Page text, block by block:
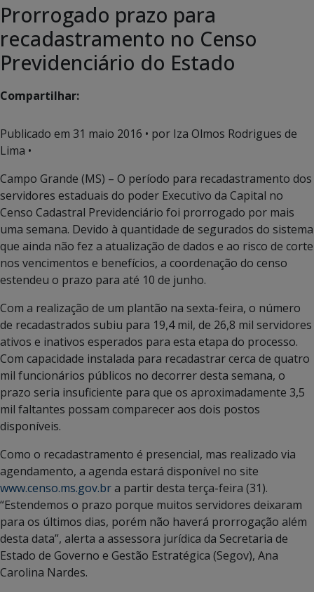
Prorrogado prazo para
recadastramento no Censo
Previdenciário do Estado
Compartilhar:
Publicado em 31 maio 2016 • por Iza Olmos Rodrigues de
Lima •
Campo Grande (MS) – O período para recadastramento dos
servidores estaduais do poder Executivo da Capital no
Censo Cadastral Previdenciário foi prorrogado por mais
uma semana. Devido à quantidade de segurados do sistema
que ainda não fez a atualização de dados e ao risco de corte
nos vencimentos e benefícios, a coordenação do censo
estendeu o prazo para até 10 de junho.
Com a realização de um plantão na sexta-feira, o número
de recadastrados subiu para 19,4 mil, de 26,8 mil servidores
ativos e inativos esperados para esta etapa do processo.
Com capacidade instalada para recadastrar cerca de quatro
mil funcionários públicos no decorrer desta semana, o
prazo seria insuficiente para que os aproximadamente 3,5
mil faltantes possam comparecer aos dois postos
disponíveis.
Como o recadastramento é presencial, mas realizado via
agendamento, a agenda estará disponível no site
www.censo.ms.gov.bra partir desta terça-feira (31).
“Estendemos o prazo porque muitos servidores deixaram
para os últimos dias, porém não haverá prorrogação além
desta data”, alerta a assessora jurídica da Secretaria de
Estado de Governo e Gestão Estratégica (Segov), Ana
Carolina Nardes.